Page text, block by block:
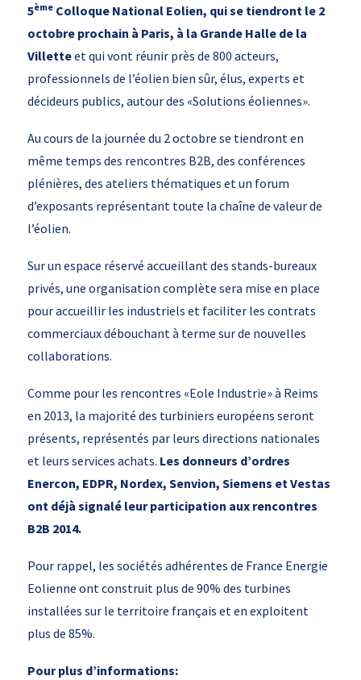
5èmeColloque National Eolien, qui se tiendront le 2
octobre prochain à Paris, à la Grande Halle de la
Villetteet qui vont réunir près de 800 acteurs,
professionnels de l’éolien bien sûr, élus, experts et
décideurs publics, autour des «Solutions éoliennes».
Au cours de la journée du 2 octobre se tiendront en
même temps des rencontres B2B, des conférences
plénières, des ateliers thématiques et un forum
d’exposants représentant toute la chaîne de valeur de
l’éolien.
Sur un espace réservé accueillant des stands-bureaux
privés, une organisation complète sera mise en place
pour accueillir les industriels et faciliter les contrats
commerciaux débouchant à terme sur de nouvelles
collaborations.
Comme pour les rencontres «Eole Industrie» à Reims
en 2013, la majorité des turbiniers européens seront
présents, représentés par leurs directions nationales
et leurs services achats. Les donneurs d’ordres
Enercon, EDPR, Nordex, Senvion, Siemens et Vestas
ont déjà signalé leur participation aux rencontres
B2B 2014.
Pour rappel, les sociétés adhérentes de France Energie
Eolienne ont construit plus de 90% des turbines
installées sur le territoire français et en exploitent
plus de 85%.
Pour plus d’informations: